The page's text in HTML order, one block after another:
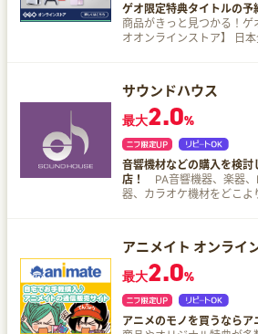
ゲオ限定特典タイトルの予
商品がきっと見つかる！ゲ
オオンラインストア】 日本全国で店舗展開してい
な商品を販売しています！ ゲオ限定特典タイトル
の予約も受付可！お得なセ
2,000円以上（税込）のご購
オンラインストアでのお買
サウンドハウス
最大2.0%
音響機材などの購入を検討
店！
PA音響機器、楽器
器、カラオケ機材をどこよ
アニメイト オンライ
最大2.0%
アニメのモノを買うならア